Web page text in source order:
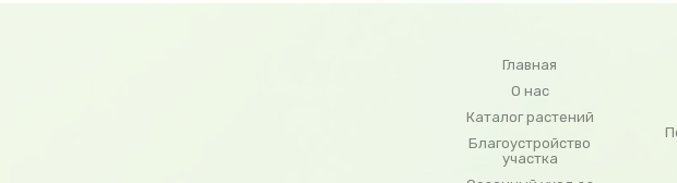
Главная
О нас
Каталог растений
Благоустройство
участка